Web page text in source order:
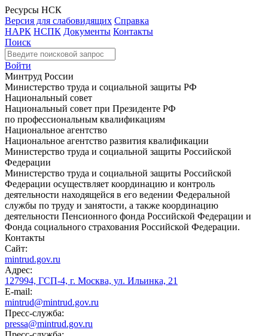
Ресурсы НСК
Версия для слабовидящих Справка
НАРК НСПК Документы Контакты
Поиск
Войти
Минтруд России
Министерство труда и социальной защиты РФ
Национальный совет
Национальный совет при Президенте РФ
по профессиональным квалификациям
Национальное агентство
Национальное агентство развития квалификации
Министерство труда и социальной защиты Российской
Федерации
Министерство труда и социальной защиты Российской
Федерации осуществляет координацию и контроль
деятельности находящейся в его ведении Федеральной
службы по труду и занятости, а также координацию
деятельности Пенсионного фонда Российской Федерации и
Фонда социального страхования Российской Федерации.
Контакты
Сайт:
mintrud.gov.ru
Адрес:
127994, ГСП-4, г. Москва, ул. Ильинка, 21
E-mail:
mintrud@mintrud.gov.ru
Пресс-служба:
pressa@mintrud.gov.ru